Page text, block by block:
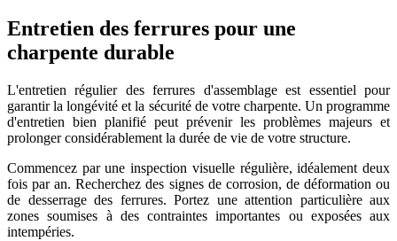
Entretien des ferrures pour une
charpente durable
L'entretien régulier des ferrures d'assemblage est essentiel pour
garantir la longévité et la sécurité de votre charpente. Un programme
d'entretien bien planifié peut prévenir les problèmes majeurs et
prolonger considérablement la durée de vie de votre structure.
Commencez par une inspection visuelle régulière, idéalement deux
fois par an. Recherchez des signes de corrosion, de déformation ou
de desserrage des ferrures. Portez une attention particulière aux
zones soumises à des contraintes importantes ou exposées aux
intempéries.